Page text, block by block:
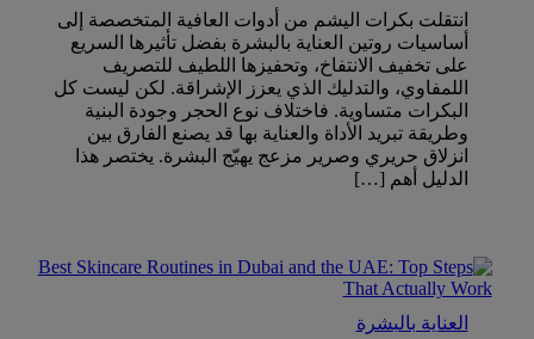
انتقلت بكرات اليشم من أدوات العافية المتخصصة إلى
أساسيات روتين العناية بالبشرة بفضل تأثيرها السريع
على تخفيف الانتفاخ، وتحفيزها اللطيف للتصريف
اللمفاوي، والتدليك الذي يعزز الإشراقة. لكن ليست كل
البكرات متساوية. فاختلاف نوع الحجر وجودة البنية
وطريقة تبريد الأداة والعناية بها قد يصنع الفارق بين
انزلاق حريري وصرير مزعج يهيّج البشرة. يختصر هذا
الدليل أهم […]
العناية بالبشرة